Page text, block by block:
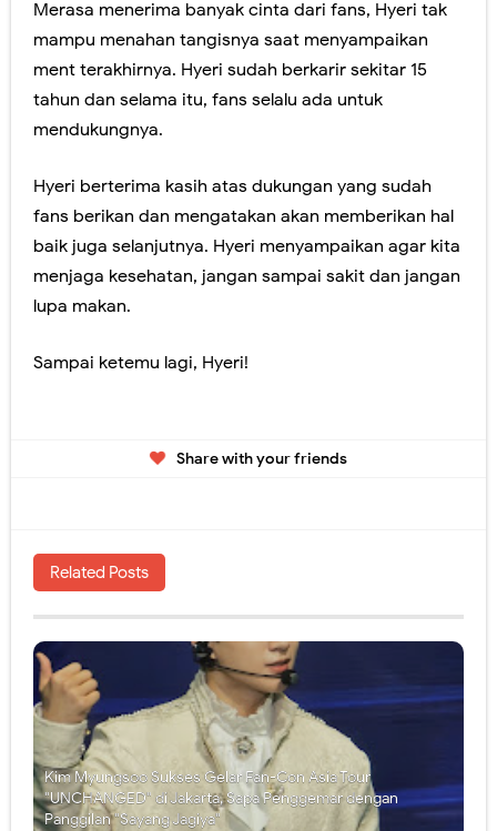
Merasa menerima banyak cinta dari fans, Hyeri tak
mampu menahan tangisnya saat menyampaikan
ment terakhirnya. Hyeri sudah berkarir sekitar 15
tahun dan selama itu, fans selalu ada untuk
mendukungnya.
Hyeri berterima kasih atas dukungan yang sudah
fans berikan dan mengatakan akan memberikan hal
baik juga selanjutnya. Hyeri menyampaikan agar kita
menjaga kesehatan, jangan sampai sakit dan jangan
lupa makan.
Sampai ketemu lagi, Hyeri!
Share with your friends
Related Posts
Kim Myungsoo Sukses Gelar Fan-Con Asia Tour
"UNCHANGED" di Jakarta, Sapa Penggemar dengan
Panggilan "Sayang Jagiya"